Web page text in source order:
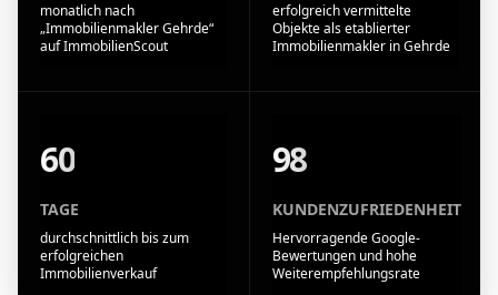
monatlich nach
„Immobilienmakler Gehrde“
auf ImmobilienScout
erfolgreich vermittelte
Objekte als etablierter
Immobilienmakler in Gehrde
60
TAGE
durchschnittlich bis zum
erfolgreichen
Immobilienverkauf
98
KUNDENZUFRIEDENHEIT
Hervorragende Google-
Bewertungen und hohe
Weiterempfehlungsrate